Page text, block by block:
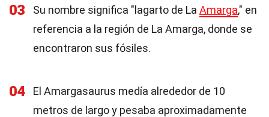
03 Su nombre significa "lagarto de La Amarga," en
referencia a la región de La Amarga, donde se
encontraron sus fósiles.
04
El Amargasaurus medía alrededor de 10
metros de largo y pesaba aproximadamente